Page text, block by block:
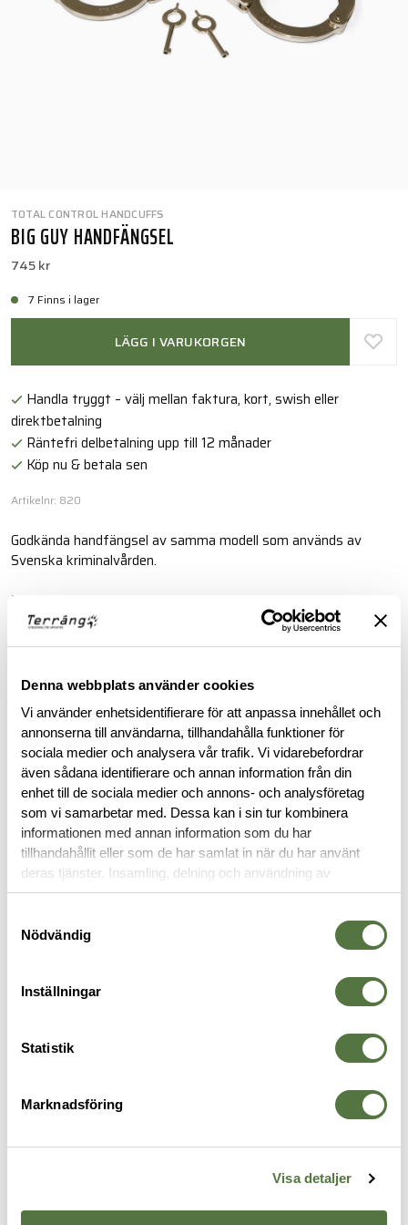
Denna webbplats använder cookies
Vi använder enhetsidentifierare för att anpassa innehållet och
annonserna till användarna, tillhandahålla funktioner för
sociala medier och analysera vår trafik. Vi vidarebefordrar
även sådana identifierare och annan information från din
enhet till de sociala medier och annons- och analysföretag
som vi samarbetar med. Dessa kan i sin tur kombinera
informationen med annan information som du har
tillhandahållit eller som de har samlat in när du har använt
deras tjänster. Insamling, delning och användning av
personuppgifter kan användas för personalisering av
Nödvändig
Inställningar
Statistik
Marknadsföring
Visa detaljer
TOTAL CONTROL HANDCUFFS
BIG GUY HANDFÄNGSEL
745 kr
7 Finns i lager
LÄGG I VARUKORGEN
Handla tryggt – välj mellan faktura, kort, swish eller
direktbetalning
Räntefri delbetalning upp till 12 månader
Köp nu & betala sen
Artikelnr: 820
Godkända handfängsel av samma modell som används av
Svenska kriminalvården.
Läs mer
RECENSIONER
OM VARUMÄRKET
HANDFÄNGSEL
TOTAL CONTROL HANDCUFFS
210 kr
TOTAL CONTROL HANDCUFFS
210 kr